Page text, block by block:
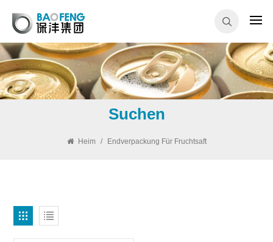
Suchen
Heim / Endverpackung Für Fruchtsaft